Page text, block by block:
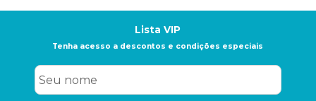
Lista VIP
Tenha acesso a descontos e condições especiais